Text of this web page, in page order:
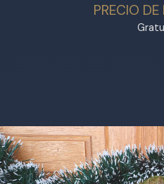
PRECIO